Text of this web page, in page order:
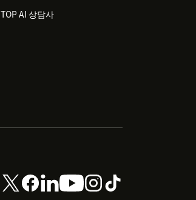
TOP AI 상담사